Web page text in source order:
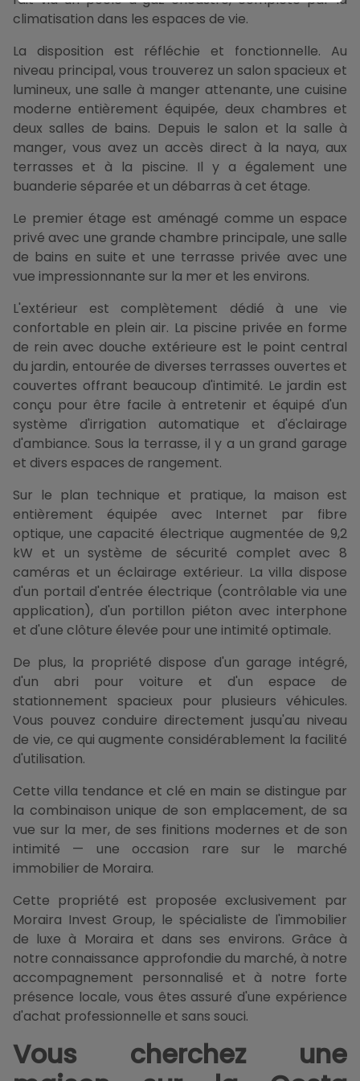
climatisation dans les espaces de vie.
La disposition est réfléchie et fonctionnelle. Au
niveau principal, vous trouverez un salon spacieux et
lumineux, une salle à manger attenante, une cuisine
moderne entièrement équipée, deux chambres et
deux salles de bains. Depuis le salon et la salle à
manger, vous avez un accès direct à la naya, aux
terrasses et à la piscine. Il y a également une
buanderie séparée et un débarras à cet étage.
Le premier étage est aménagé comme un espace
privé avec une grande chambre principale, une salle
de bains en suite et une terrasse privée avec une
vue impressionnante sur la mer et les environs.
L'extérieur est complètement dédié à une vie
confortable en plein air. La piscine privée en forme
de rein avec douche extérieure est le point central
du jardin, entourée de diverses terrasses ouvertes et
couvertes offrant beaucoup d'intimité. Le jardin est
conçu pour être facile à entretenir et équipé d'un
système d'irrigation automatique et d'éclairage
d'ambiance. Sous la terrasse, il y a un grand garage
et divers espaces de rangement.
Sur le plan technique et pratique, la maison est
entièrement équipée avec Internet par fibre
optique, une capacité électrique augmentée de 9,2
kW et un système de sécurité complet avec 8
caméras et un éclairage extérieur. La villa dispose
d'un portail d'entrée électrique (contrôlable via une
application), d'un portillon piéton avec interphone
et d'une clôture élevée pour une intimité optimale.
De plus, la propriété dispose d'un garage intégré,
d'un abri pour voiture et d'un espace de
stationnement spacieux pour plusieurs véhicules.
Vous pouvez conduire directement jusqu'au niveau
de vie, ce qui augmente considérablement la facilité
d'utilisation.
Cette villa tendance et clé en main se distingue par
la combinaison unique de son emplacement, de sa
vue sur la mer, de ses finitions modernes et de son
intimité — une occasion rare sur le marché
immobilier de Moraira.
Cette propriété est proposée exclusivement par
Moraira Invest Group, le spécialiste de l'immobilier
de luxe à Moraira et dans ses environs. Grâce à
notre connaissance approfondie du marché, à notre
accompagnement personnalisé et à notre forte
présence locale, vous êtes assuré d'une expérience
d'achat professionnelle et sans souci.
Vous cherchez une